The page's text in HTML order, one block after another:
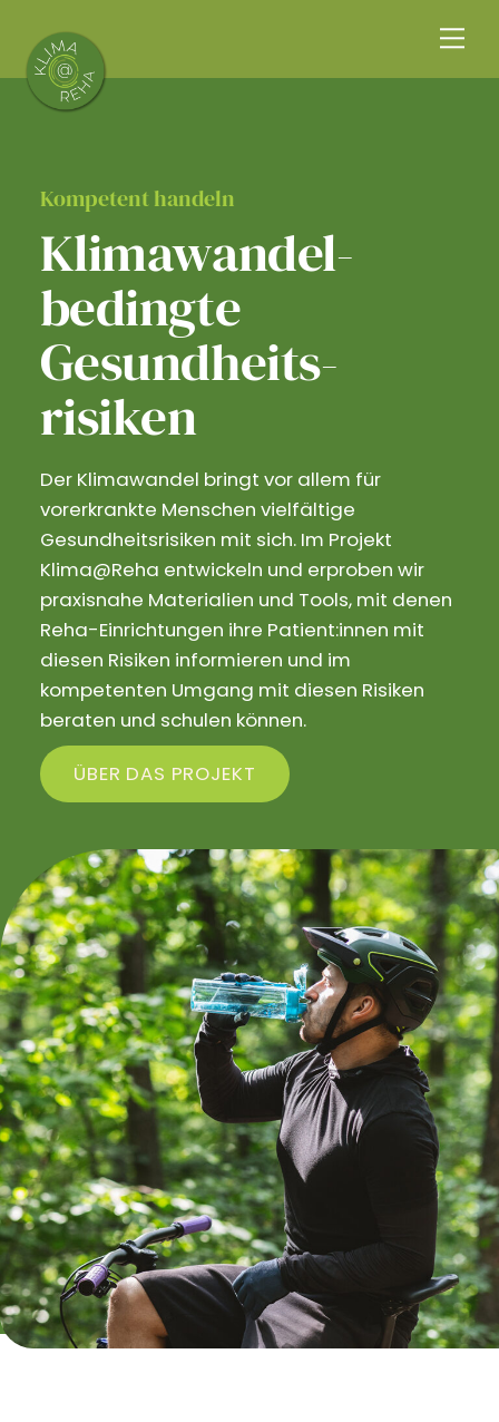
content
Kompetent handeln
Klimawandel­
bedingte
Gesundheits­
risiken
Der Klimawandel bringt vor allem für
vorerkrankte Menschen vielfältige
Gesundheitsrisiken mit sich. Im Projekt
Klima@Reha entwickeln und erproben wir
praxisnahe Materialien und Tools, mit denen
Reha-Einrichtungen ihre Patient:innen mit
diesen Risiken informieren und im
kompetenten Umgang mit diesen Risiken
beraten und schulen können.
ÜBER DAS PROJEKT